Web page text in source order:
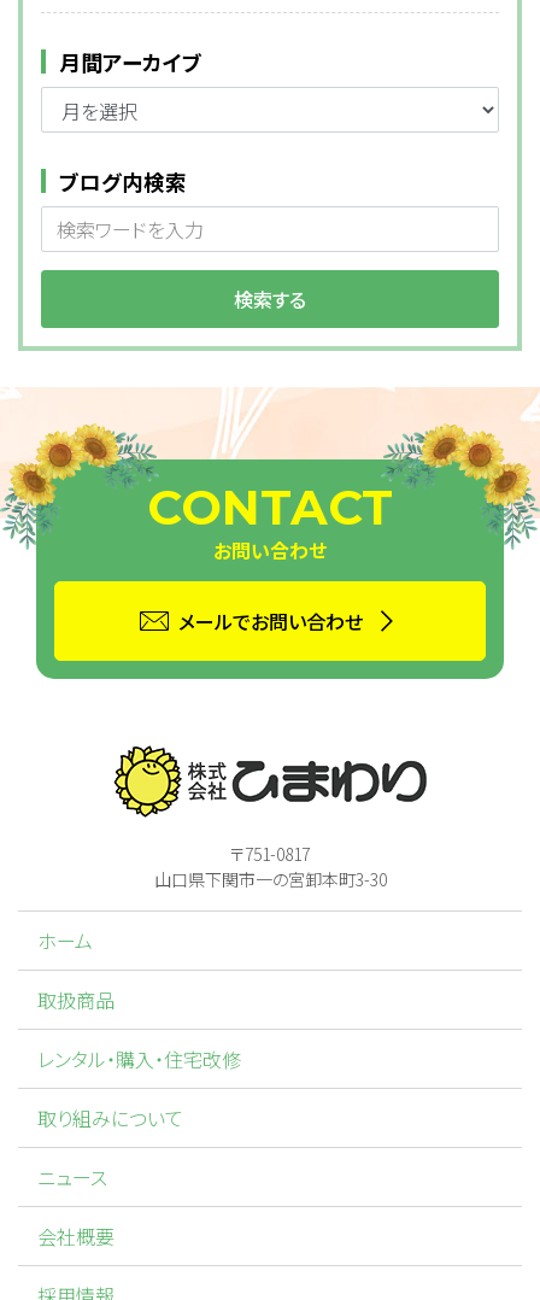
月間アーカイブ
ブログ内検索
CONTACT
お問い合わせ
メールでお問い合わせ
〒751-0817
山口県下関市一の宮卸本町3-30
ホーム
取扱商品
レンタル・購入・住宅改修
取り組みについて
ニュース
会社概要